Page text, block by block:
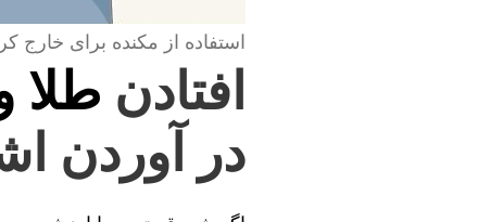
استفاده از مکنده برای خارج
افتادن طلا
در آوردن